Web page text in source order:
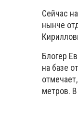
Сейчас
нынче
Блогер
на базе
метров.